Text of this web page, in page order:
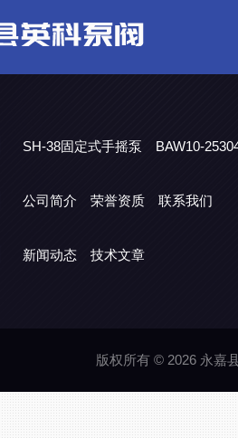
SH-38固定式手摇泵
BAW10-
公司简介 荣誉资质 联系我们
新闻动态 技术文章
版权所有 © 2026 永嘉